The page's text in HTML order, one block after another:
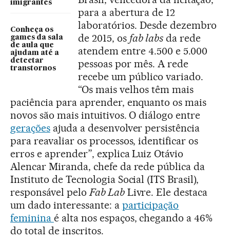
imigrantes
Conheça os
games da sala
de aula que
ajudam até a
detectar
transtornos
para a abertura de 12
laboratórios. Desde dezembro
de 2015, os fab labsda rede
atendem entre 4.500 e 5.000
pessoas por mês. A rede
recebe um público variado.
“Os mais velhos têm mais
paciência para aprender, enquanto os mais
novos são mais intuitivos. O diálogo entre
geraçõesajuda a desenvolver persistência
para reavaliar os processos, identificar os
erros e aprender”, explica Luiz Otávio
Alencar Miranda, chefe da rede pública da
Instituto de Tecnologia Social (ITS Brasil),
responsável peloFab LabLivre. Ele destaca
um dado interessante: a participação
feminina é alta nos espaços, chegando a 46%
do total de inscritos.